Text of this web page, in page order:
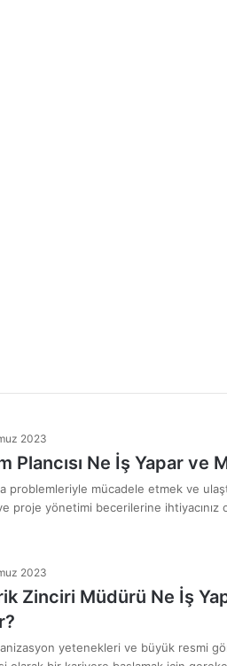
2023
Plancısı Ne İş Yapar ve
problemleriyle mücadele etmek ve
proje yönetimi becerilerine ihtiyacınız
2023
Zinciri Müdürü Ne İş
yetenekleri ve büyük resmi